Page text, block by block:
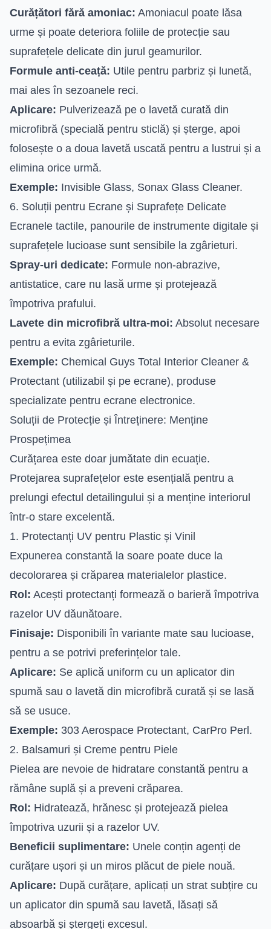
Curățători fără amoniac: Amoniacul poate lăsa
urme și poate deteriora foliile de protecție sau
suprafețele delicate din jurul geamurilor.
Formule anti-ceață: Utile pentru parbriz și lunetă,
mai ales în sezoanele reci.
Aplicare: Pulverizează pe o lavetă curată din
microfibră (specială pentru sticlă) și șterge, apoi
folosește o a doua lavetă uscată pentru a lustrui și a
elimina orice urmă.
Exemple: Invisible Glass, Sonax Glass Cleaner.
6. Soluții pentru Ecrane și Suprafețe Delicate
Ecranele tactile, panourile de instrumente digitale și
suprafețele lucioase sunt sensibile la zgârieturi.
Spray-uri dedicate: Formule non-abrazive,
antistatice, care nu lasă urme și protejează
împotriva prafului.
Lavete din microfibră ultra-moi: Absolut necesare
pentru a evita zgârieturile.
Exemple: Chemical Guys Total Interior Cleaner &
Protectant (utilizabil și pe ecrane), produse
specializate pentru ecrane electronice.
Soluții de Protecție și Întreținere: Menține
Prospețimea
Curățarea este doar jumătate din ecuație.
Protejarea suprafețelor este esențială pentru a
prelungi efectul detailingului și a menține interiorul
într-o stare excelentă.
1. Protectanți UV pentru Plastic și Vinil
Expunerea constantă la soare poate duce la
decolorarea și crăparea materialelor plastice.
Rol: Acești protectanți formează o barieră împotriva
razelor UV dăunătoare.
Finisaje: Disponibili în variante mate sau lucioase,
pentru a se potrivi preferințelor tale.
Aplicare: Se aplică uniform cu un aplicator din
spumă sau o lavetă din microfibră curată și se lasă
să se usuce.
Exemple: 303 Aerospace Protectant, CarPro Perl.
2. Balsamuri și Creme pentru Piele
Pielea are nevoie de hidratare constantă pentru a
rămâne suplă și a preveni crăparea.
Rol: Hidratează, hrănesc și protejează pielea
împotriva uzurii și a razelor UV.
Beneficii suplimentare: Unele conțin agenți de
curățare ușori și un miros plăcut de piele nouă.
Aplicare: După curățare, aplicați un strat subțire cu
un aplicator din spumă sau lavetă, lăsați să
absoarbă și ștergeți excesul.